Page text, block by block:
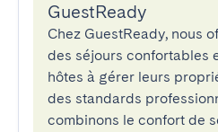
GuestReady
Chez GuestReady, nous
des séjours confortables
hôtes à gérer leurs
des standards
combinons le confort de